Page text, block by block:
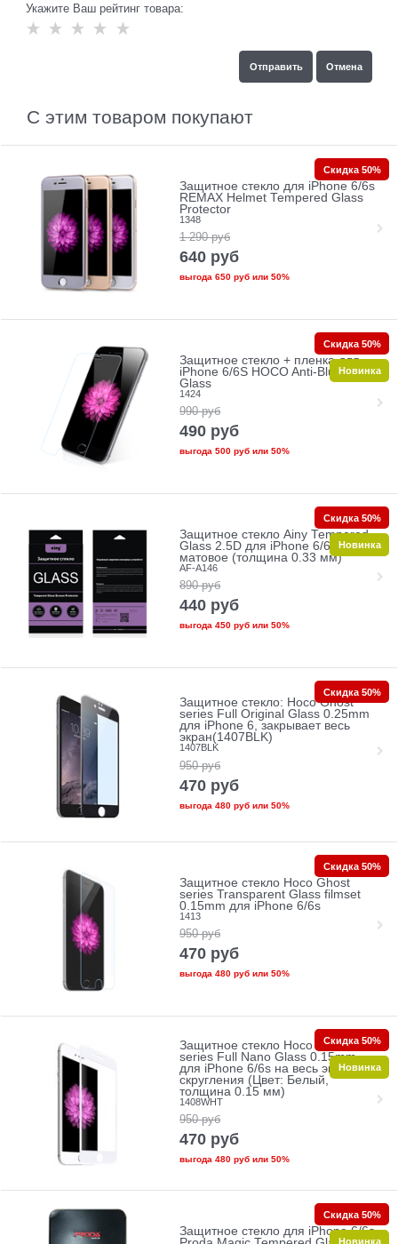
Укажите Ваш рейтинг товара:
С этим товаром покупают
Защитное стекло для iPhone 6/6s
REMAX Helmet Tempered Glass
Protector
1348
1 290 руб
640 руб
выгода 650 рубили 50%
Скидка 50%
Защитное стекло + пленка для
iPhone 6/6S HOCO Anti-Blue Ray
Glass
1424
990 руб
490 руб
выгода 500 рубили 50%
Скидка 50%
Новинка
Защитное стекло Ainy Tempered
Glass 2.5D для iPhone 6/6s
матовое (толщина 0.33 мм)
AF-A146
890 руб
440 руб
выгода 450 рубили 50%
Скидка 50%
Новинка
Защитное стекло: Hoco Ghost
series Full Original Glass 0.25mm
для iPhone 6, закрывает весь
экран(1407BLK)
1407BLK
950 руб
470 руб
выгода 480 рубили 50%
Скидка 50%
Защитное стекло Hoco Ghost
series Transparent Glass filmset
0.15mm для iPhone 6/6s
1413
950 руб
470 руб
выгода 480 рубили 50%
Скидка 50%
Защитное стекло Hoco Ghost
series Full Nano Glass 0.15mm
для iPhone 6/6s на весь экран без
скругления (Цвет: Белый,
толщина 0.15 мм)
1408WHT
950 руб
470 руб
выгода 480 рубили 50%
Скидка 50%
Новинка
Защитное стекло для iPhone 6/6s
Скидка 50%
Новинка